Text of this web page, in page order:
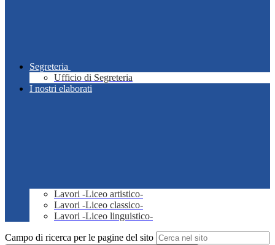
Segreteria
Ufficio di Segreteria
I nostri elaborati
Lavori -Liceo artistico-
Lavori -Liceo classico-
Lavori -Liceo linguistico-
Campo di ricerca per le pagine del sito